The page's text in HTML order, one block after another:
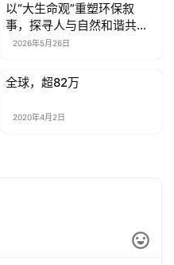
以“大生命观”重塑环保叙
事，探寻人与自然和谐共生
之路
2026年5月26日
母婴亲子
全球，超82万
2020年4月2日